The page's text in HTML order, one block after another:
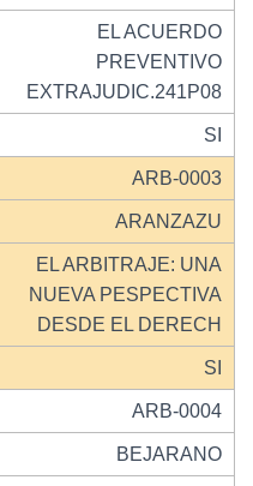
EL ACUERDO
PREVENTIVO
EXTRAJUDIC.241P08
SI
ARB-0003
ARANZAZU
EL ARBITRAJE: UNA
NUEVA PESPECTIVA
DESDE EL DERECH
SI
ARB-0004
BEJARANO